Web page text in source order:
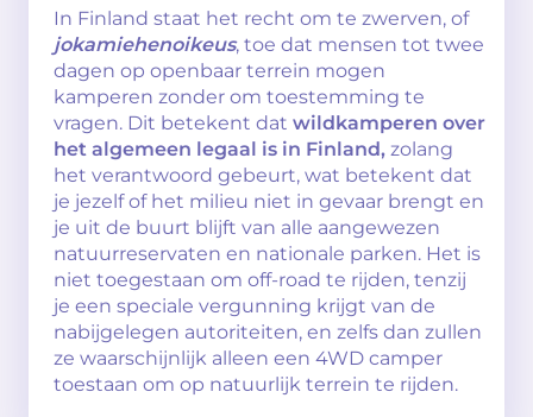
In Finland staat het recht om te zwerven, of
jokamiehenoikeus, toe dat mensen tot twee
dagen op openbaar terrein mogen
kamperen zonder om toestemming te
vragen. Dit betekent dat wildkamperen over
het algemeen legaal is in Finland, zolang
het verantwoord gebeurt, wat betekent dat
je jezelf of het milieu niet in gevaar brengt en
je uit de buurt blijft van alle aangewezen
natuurreservaten en nationale parken. Het is
niet toegestaan om off-road te rijden, tenzij
je een speciale vergunning krijgt van de
nabijgelegen autoriteiten, en zelfs dan zullen
ze waarschijnlijk alleen een 4WD camper
toestaan om op natuurlijk terrein te rijden.